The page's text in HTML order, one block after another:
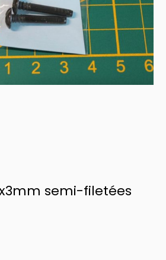
semi-filetées